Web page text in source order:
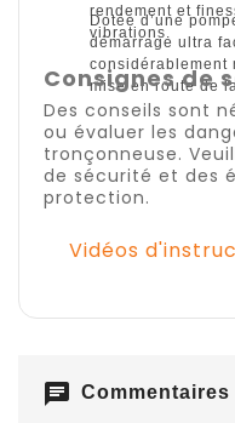
rendement et
vibrations.
Dotée d’une
démarrage ultra
considérablement
mise en route de
Consignes de
Des conseils sont
ou évaluer les
tronçonneuse.
de sécurité et des
protection.
Vidéos
chat Commentaires